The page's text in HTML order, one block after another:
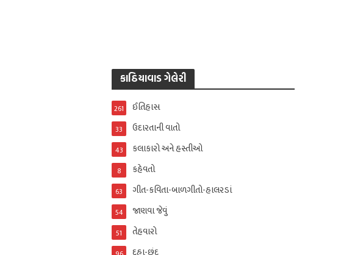
કાઠિયાવાડ ગેલેરી
ઈતિહાસ
261
ઉદારતાની વાતો
33
કલાકારો અને હસ્તીઓ
43
કહેવતો
8
ગીત-કવિતા-બાળગીતો-હાલરડાં
63
જાણવા જેવું
54
તેહવારો
51